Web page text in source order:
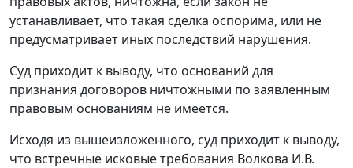
устанавливает, что такая сделка оспорима, или не
предусматривает иных последствий нарушения.
Суд приходит к выводу, что оснований для
признания договоров ничтожными по заявленным
правовым основаниям не имеется.
Исходя из вышеизложенного, суд приходит к выводу,
что встречные исковые требования Волкова И.В.